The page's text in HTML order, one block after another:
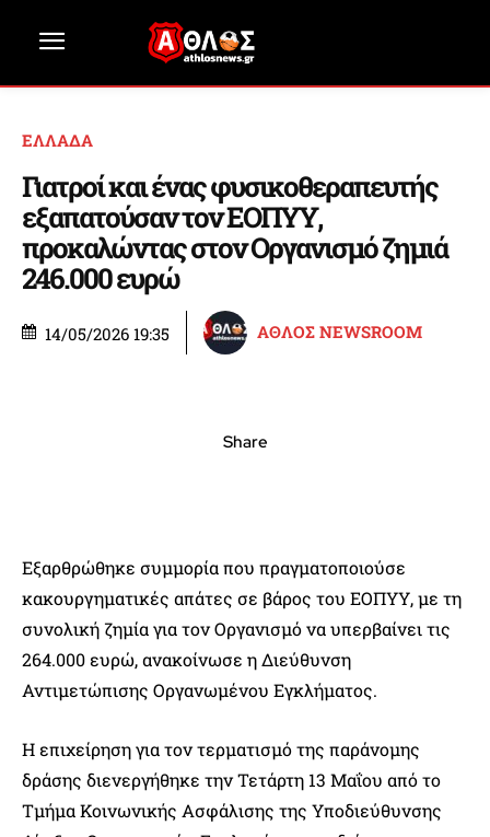
ΕΛΛΑΔΑ
Γιατροί και ένας φυσικοθεραπευτής
εξαπατούσαν τον ΕΟΠΥΥ,
προκαλώντας στον Οργανισμό ζημιά
246.000 ευρώ
14/05/2026 19:35 ΑΘΛΟΣ NEWSROOM
Share
Εξαρθρώθηκε συμμορία που πραγματοποιούσε
κακουργηματικές απάτες σε βάρος του ΕΟΠΥΥ, με τη
συνολική ζημία για τον Οργανισμό να υπερβαίνει τις
264.000 ευρώ, ανακοίνωσε η Διεύθυνση
Αντιμετώπισης Οργανωμένου Εγκλήματος.
Η επιχείρηση για τον τερματισμό της παράνομης
δράσης διενεργήθηκε την Τετάρτη 13 Μαΐου από το
Τμήμα Κοινωνικής Ασφάλισης της Υποδιεύθυνσης